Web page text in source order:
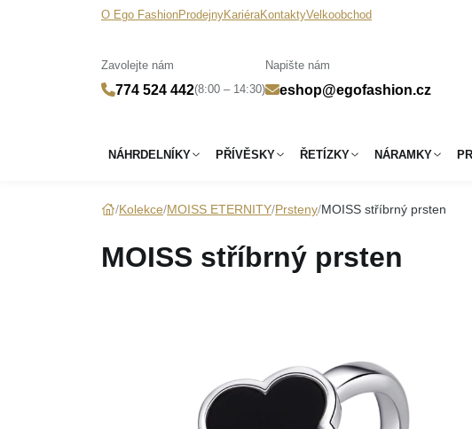
O Ego FashionProdejnyKariéraKontaktyVelkoobchod
Zavolejte nám
774 524 442(8:00 – 14:30)
Napište nám
eshop@egofashion.cz
NÁHRDELNÍKY PŘÍVĚSKY ŘETÍZKY NÁRAMKY
Kolekce MOISS ETERNITY Prsteny MOISS stříbrný prsten
MOISS stříbrný prsten